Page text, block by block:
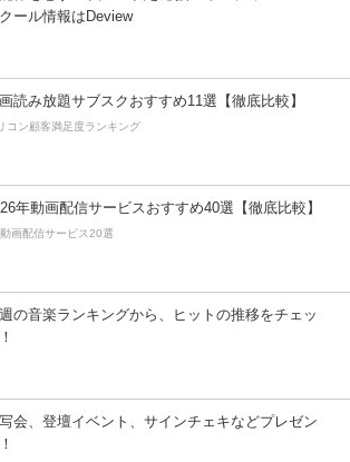
ール情報はDeview
読み放題サブスクおすすめ11選【徹底比較】
コン顧客満足度ランキング
年動画配信サービスおすすめ40選【徹底比較】
画配信サービス20選
の音楽ランキングから、ヒットの推移をチェッ
会、登壇イベント、サインチェキなどプレゼン